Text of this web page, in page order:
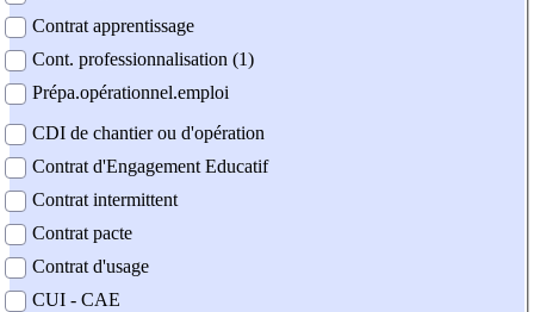
Contrat apprentissage
Cont. professionnalisation (1)
Prépa.opérationnel.emploi
CDI de chantier ou d'opération
Contrat d'Engagement Educatif
Contrat intermittent
Contrat pacte
Contrat d'usage
CUI - CAE